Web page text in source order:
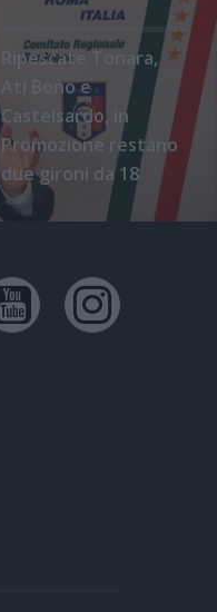
Ripescate Tonara,
Atl Bono e
Castelsardo, in
Promozione restano
due gironi da 18